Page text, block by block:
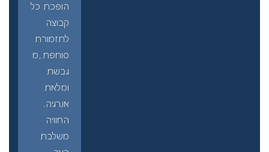
הופכת כל
קבוצה
לתזמורת
סוחפת,מ
גבשת
ומלאת
אנרגיה.
החוויה
משלבת